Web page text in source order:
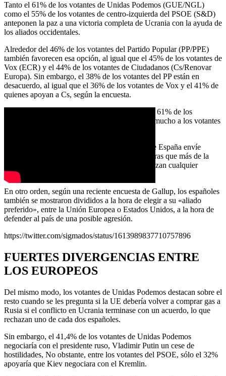
Tanto el 61% de los votantes de Unidas Podemos (GUE/NGL)
como el 55% de los votantes de centro-izquierda del PSOE (S&D)
anteponen la paz a una victoria completa de Ucrania con la ayuda de
los aliados occidentales.
Alrededor del 46% de los votantes del Partido Popular (PP/PPE)
también favorecen esa opción, al igual que el 45% de los votantes de
Vox (ECR) y el 44% de los votantes de Ciudadanos (Cs/Renovar
Europa). Sin embargo, el 38% de los votantes del PP están en
desacuerdo, al igual que el 36% de los votantes de Vox y el 41% de
quienes apoyan a Cs, según la encuesta.
En cuanto al apoyo militar de Madrid a Kiev, el 61% de los
españoles está a favor, una cuestión que divide mucho a los votantes
Los votantes del PSOE y los del PP apoyan que España envíe
material militar a Kiev, con más del 60%, mientras que más de la
mitad de los votantes de Unidas Podemos rechazan cualquier
ampliación del apoyo militar español a Ucrania.
En otro orden, según una reciente encuesta de Gallup, los españoles
también se mostraron divididos a la hora de elegir a su «aliado
preferido», entre la Unión Europea o Estados Unidos, a la hora de
defender al país de una posible agresión.
https://twitter.com/sigmados/status/1613989837710757896
FUERTES DIVERGENCIAS ENTRE
LOS EUROPEOS
Del mismo modo, los votantes de Unidas Podemos destacan sobre el
resto cuando se les pregunta si la UE debería volver a comprar gas a
Rusia si el conflicto en Ucrania terminase con un acuerdo, lo que
rechazan uno de cada dos españoles.
Sin embargo, el 41,4% de los votantes de Unidas Podemos
negociaría con el presidente ruso, Vladimir Putin un cese de
hostilidades, No obstante, entre los votantes del PSOE, sólo el 32%
apoyaría que Kiev negociara con el Kremlin.